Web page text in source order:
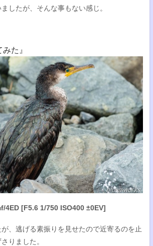
したが、そんな事もない感じ。
た』
[F5.6 1/750 ISO400 ±0EV]
、逃げる素振りを見せたので近寄るのを止
りました。